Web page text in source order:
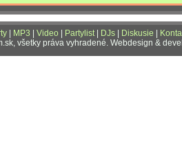
| MP3 | Video | Partylist| DJs | Diskusie |
všetky práva vyhradené. Webdesign &